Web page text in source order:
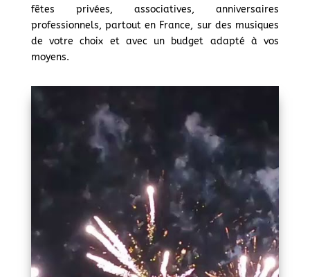
fêtes privées, associatives, anniversaires
professionnels, partout en France, sur des musiques
de votre choix et avec un budget adapté à vos
moyens.